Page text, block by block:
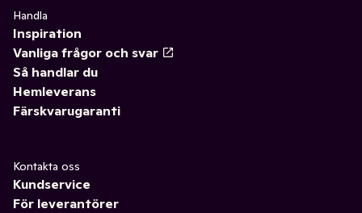
Handla
Inspiration
Vanliga frågor och svar
Så handlar du
Hemleverans
Färskvarugaranti
Kontakta oss
Kundservice
För leverantörer